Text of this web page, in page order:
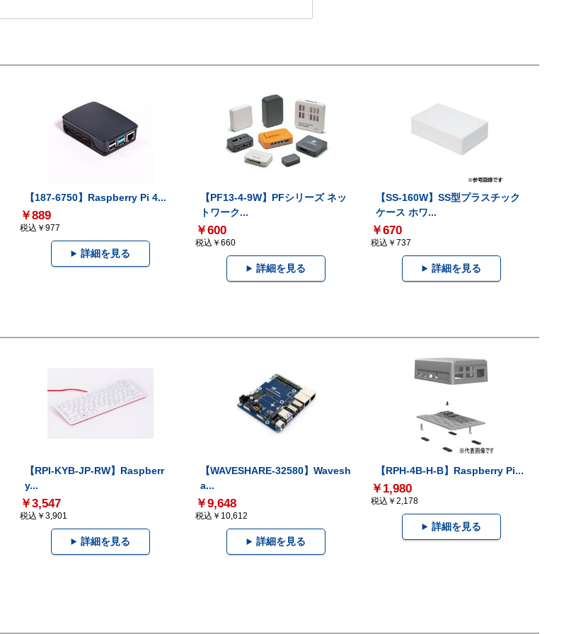
【187-6750】Raspberry Pi 4...
￥889
税込￥977
詳細を見る
【PF13-4-9W】PFシリーズ ネッ
トワーク...
￥600
税込￥660
詳細を見る
【SS-160W】SS型プラスチック
ケース ホワ...
￥670
税込￥737
詳細を見る
【RPI-KYB-JP-RW】Raspberr
y...
￥3,547
税込￥3,901
詳細を見る
【WAVESHARE-32580】Wavesh
a...
￥9,648
税込￥10,612
詳細を見る
【RPH-4B-H-B】Raspberry Pi...
￥1,980
税込￥2,178
詳細を見る